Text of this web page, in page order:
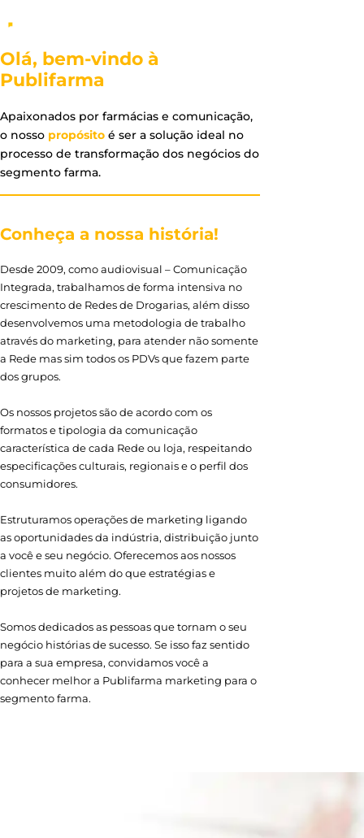
Olá, bem-vindo à
Publifarma
Apaixonados por farmácias e comunicação,
o nosso propósito é ser a solução ideal no
processo de transformação dos negócios do
segmento farma.
Conheça a nossa história!
Desde 2009, como audiovisual – Comunicação
Integrada, trabalhamos de forma intensiva no
crescimento de Redes de Drogarias, além disso
desenvolvemos uma metodologia de trabalho
através do marketing, para atender não somente
a Rede mas sim todos os PDVs que fazem parte
dos grupos.
Os nossos projetos são de acordo com os
formatos e tipologia da comunicação
característica de cada Rede ou loja, respeitando
especificações culturais, regionais e o perfil dos
consumidores.
Estruturamos operações de marketing ligando
as oportunidades da indústria, distribuição junto
a você e seu negócio. Oferecemos aos nossos
clientes muito além do que estratégias e
projetos de marketing.
Somos dedicados as pessoas que tornam o seu
negócio histórias de sucesso. Se isso faz sentido
para a sua empresa, convidamos você a
conhecer melhor a Publifarma marketing para o
segmento farma.